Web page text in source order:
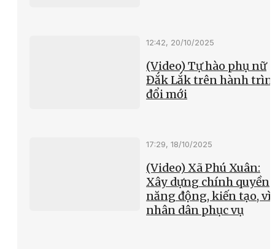
12:42, 20/10/2025
(Video) Tự hào phụ nữ
Đắk Lắk trên hành
đổi mới
17:29, 18/10/2025
(Video) Xã Phú Xuân:
Xây dựng chính quyền
năng động, kiến tạo, vì
nhân dân phục vụ